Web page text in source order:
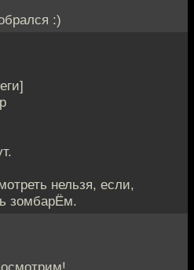
:)
нельзя, если,
зомбарЁм.